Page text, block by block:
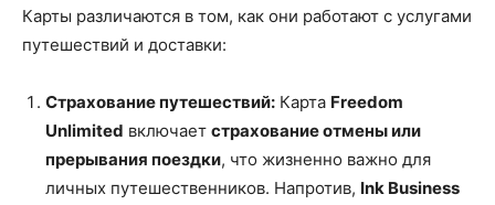
Карты различаются в том, как они работают с услугами
путешествий и доставки:
Страхование путешествий: Карта Freedom
Unlimited включает страхование отмены или
прерывания поездки, что жизненно важно для
личных путешественников. Напротив, Ink Business